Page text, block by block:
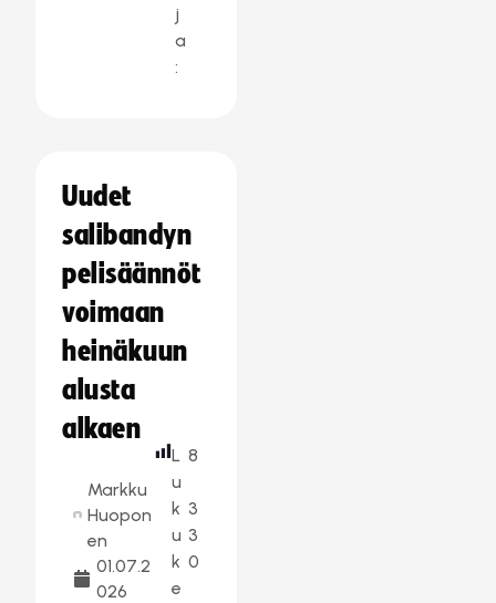
j
a
:
Uudet
salibandyn
pelisäännöt
voimaan
heinäkuun
alusta
alkaen
Markku
Huopon
en
01.07.2
026
L
u
k
u
k
e
8
3
3
0